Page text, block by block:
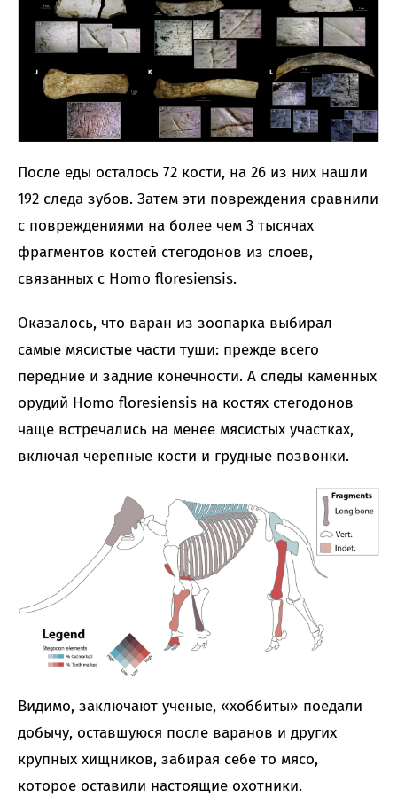
После еды осталось 72 кости, на 26 из них нашли
192 следа зубов. Затем эти повреждения сравнили
с повреждениями на более чем 3 тысячах
фрагментов костей стегодонов из слоев,
связанных с Homo floresiensis.
Оказалось, что варан из зоопарка выбирал
самые мясистые части туши: прежде всего
передние и задние конечности. А следы каменных
орудий Homo floresiensis на костях стегодонов
чаще встречались на менее мясистых участках,
включая черепные кости и грудные позвонки.
Видимо, заключают ученые, «хоббиты» поедали
добычу, оставшуюся после варанов и других
крупных хищников, забирая себе то мясо,
которое оставили настоящие охотники.